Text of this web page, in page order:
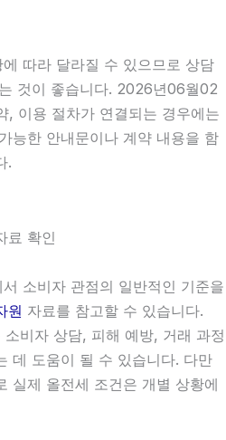
따라 달라질 수 있으므로 상담
것이 좋습니다. 2026년06월02
, 이용 절차가 연결되는 경우에는
능한 안내문이나 계약 내용을 함
.
료 확인
소비자 관점의 일반적인 기준을
원 자료를 참고할 수 있습니다.
비자 상담, 피해 예방, 거래 과정
데 도움이 될 수 있습니다. 다만
실제 올전세 조건은 개별 상황에